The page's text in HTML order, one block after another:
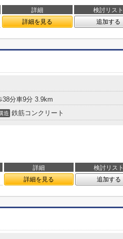
詳細
検討リスト
詳細を見る 追加する
38分車9分 3.9km
造 鉄筋コンクリート
詳細
検討リスト
詳細を見る 追加する